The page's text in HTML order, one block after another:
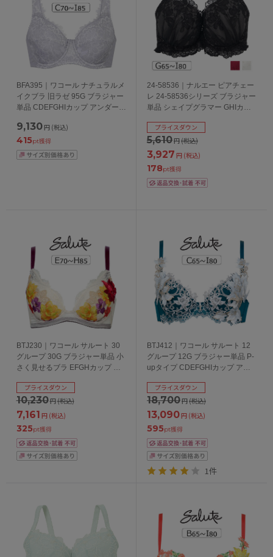
BFA395｜ワコール ナチュラルメ
イクブラ 旧ラゼ 95G ブラジャー
単品 CDEFGHIカップ アンダー
9,130 円 (税込)
415pt獲得
24-58536｜ナルエー ピアチェー
レ 24-58536シリーズ ブラジャー
単品 シェイプグラマー GHIカッ
5,610円(税込)
プライスダウン
3,927 円 (税込)
178pt獲得
BTJ230｜ワコール サルート 30
グループ 30G ブラジャー単品 小
さく見せるブラ EFGHカップ ア
10,230円(税込)
プライスダウン
7,161 円 (税込)
325pt獲得
BTJ412｜ワコール サルート 12
グループ 12G ブラジャー単品 P-
upタイプ CDEFGHIカップ アン
18,700円(税込)
プライスダウン
13,090円 (税込)
595pt獲得
1件